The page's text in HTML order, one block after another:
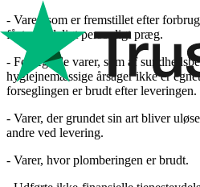
- Varer, som er fremstillet efter
fået et tydeligt personligt præg.
- Forseglede varer, som af
hygiejnemæssige årsager ikke er
forseglingen er brudt efter leveringen.
- Varer, der grundet sin art bliver
andre ved levering.
- Varer, hvor plomberingen er brudt.